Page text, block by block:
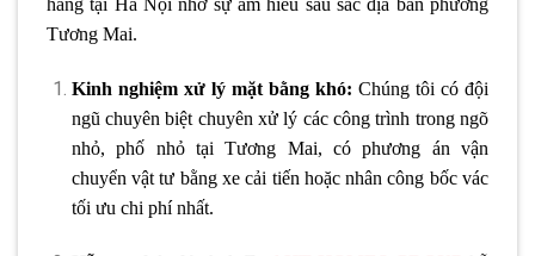
hàng tại Hà Nội nhờ sự am hiểu sâu sắc địa bàn phường
Tương Mai.
Kinh nghiệm xử lý mặt bằng khó: Chúng tôi có đội
ngũ chuyên biệt chuyên xử lý các công trình trong ngõ
nhỏ, phố nhỏ tại Tương Mai, có phương án vận
chuyển vật tư bằng xe cải tiến hoặc nhân công bốc vác
tối ưu chi phí nhất.